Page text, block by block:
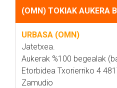
(OMN) TOKIAK AUKERA
URBASA (OMN)
Jatetxea.
Aukerak %100 begealak
Etorbidea Txorierriko 4
Zamudio